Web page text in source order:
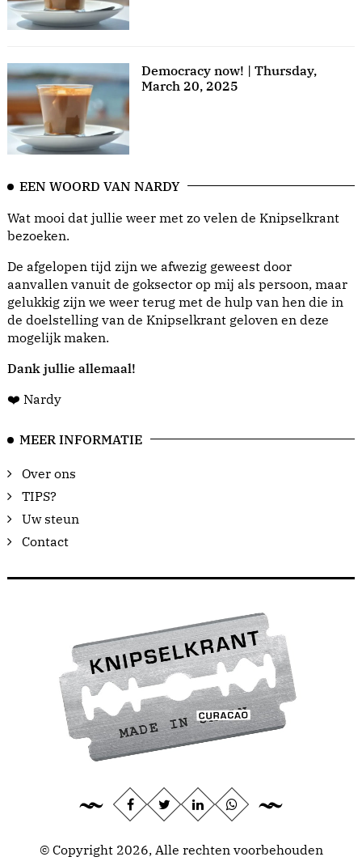
Democracy now! | Thursday,
March 20, 2025
EEN WOORD VAN NARDY
Wat mooi dat jullie weer met zo velen de Knipselkrant
bezoeken.
De afgelopen tijd zijn we afwezig geweest door
aanvallen vanuit de goksector op mij als persoon, maar
gelukkig zijn we weer terug met de hulp van hen die in
de doelstelling van de Knipselkrant geloven en deze
mogelijk maken.
Dank jullie allemaal!
❤️ Nardy
MEER INFORMATIE
Over ons
TIPS?
Uw steun
Contact
© Copyright 2026, Alle rechten voorbehouden